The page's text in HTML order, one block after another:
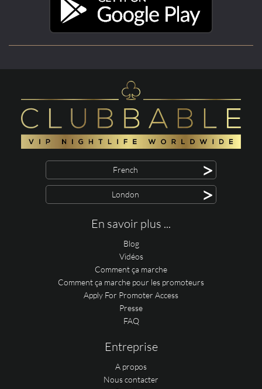
French >
London >
En savoir plus ...
Blog
Vidéos
Comment ça marche
Comment ça marche pour les promoteurs
Apply For Promoter Access
Presse
FAQ
Entreprise
A propos
Nous contacter